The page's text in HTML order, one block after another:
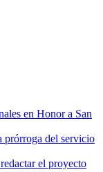
en Honor a San
prórroga del servicio
el proyecto